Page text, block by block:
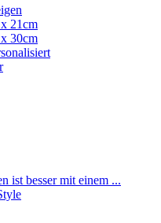
21cm
30cm
ist besser mit einem ...